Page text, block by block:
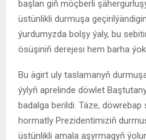
başlan giň möçberli
üstünlikli durmuşa
ýurdumyzda bolşy ýaly, bu
ösüşiniň derejesi hem barha
Bu ägirt uly taslamanyň
ýylyň aprelinde döwlet
badalga berildi. Täze, döwrebap
hormatly Prezidentimiziň
üstünlikli amala aşyrmagyň